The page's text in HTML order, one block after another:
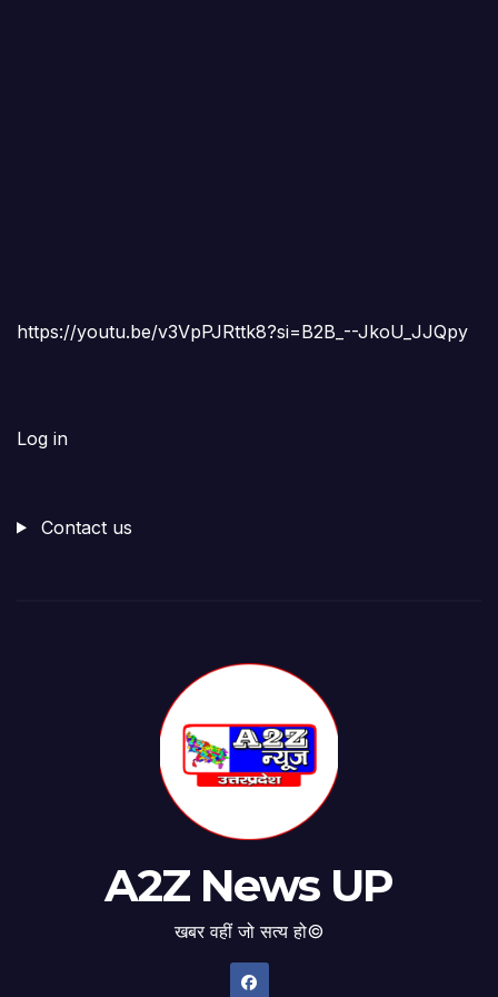
https://youtu.be/v3VpPJRttk8?si=B2B_--JkoU_JJQpy
Log in
Contact us
A2Z News UP
खबर वहीं जो सत्य हो©